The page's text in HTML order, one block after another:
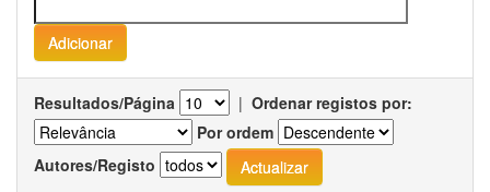
Resultados/Página | Ordenar registos por:
Por ordem
Autores/Registo